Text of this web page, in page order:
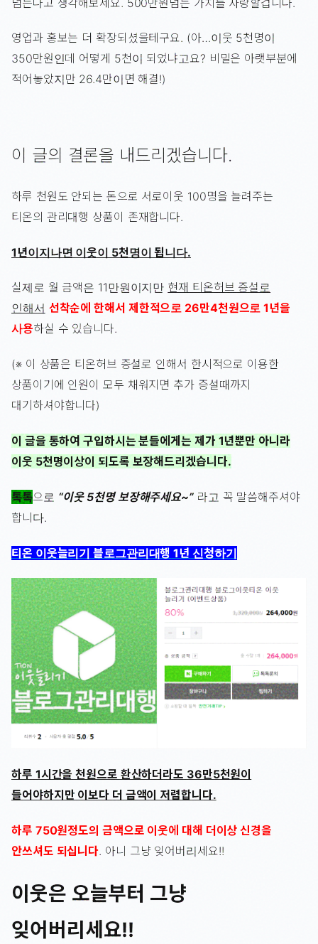
영업과 홍보는 더 확장되셨을테구요. (아…이웃 5천명이
350만원인데 어떻게 5천이 되었냐고요? 비밀은 아랫부분에
적어놓았지만 26.4만이면 해결!)
이 글의 결론을 내드리겠습니다.
하루 천원도 안되는 돈으로 서로이웃 100명을 늘려주는
티온의 관리대행 상품이 존재합니다.
1년이지나면 이웃이 5천명이 됩니다.
실제로 월 금액은 11만원이지만 현재 티온허브 증설로
인해서 선착순에 한해서 제한적으로 26만4천원으로 1년을
사용하실 수 있습니다.
(※ 이 상품은 티온허브 증설로 인해서 한시적으로 이용한
상품이기에 인원이 모두 채워지면 추가 증설때까지
대기하셔야합니다)
이 글을 통하여 구입하시는 분들에게는 제가 1년뿐만 아니라
이웃 5천명이상이 되도록 보장해드리겠습니다.
톡톡으로 “이웃 5천명 보장해주세요~”라고 꼭 말씀해주셔야
합니다.
티온 이웃늘리기 블로그관리대행 1년 신청하기
하루 1시간을 천원으로 환산하더라도 36만5천원이
들어야하지만 이보다 더 금액이 저렴합니다.
하루 750원정도의 금액으로 이웃에 대해 더이상 신경을
안쓰셔도 되십니다. 아니 그냥 잊어버리세요!!
이웃은 오늘부터 그냥
잊어버리세요!!